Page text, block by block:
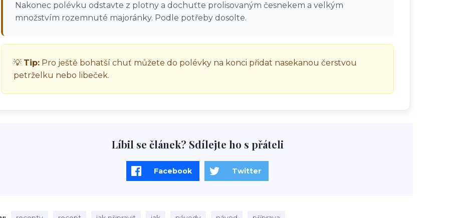
Nakonec polévku odstavte z plotny a dochuťte prolisovaným česnekem a velkým
množstvím rozemnuté majoránky. Podle potřeby dosolte.
💡 Tip: Pro ještě bohatší chuť můžete do polévky na konci přidat nasekanou čerstvou
petrželku nebo libeček.
Líbil se článek? Sdílejte ho s přáteli
Facebook Twitter